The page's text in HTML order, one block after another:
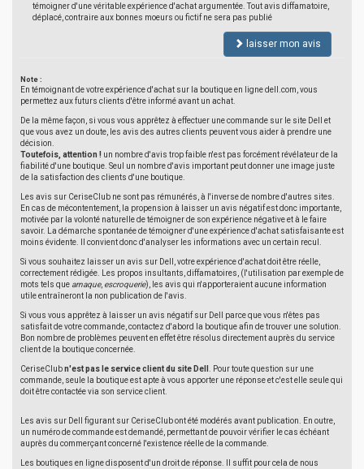
témoigner d'une véritable expérience d'achat argumentée. Tout avis diffamatoire,
déplacé, contraire aux bonnes moeurs ou fictif ne sera pas publié
laisser mon avis
Note :
En témoignant de votre expérience d'achat sur la boutique en ligne dell.com, vous
permettez aux futurs clients d'être informé avant un achat.
De la même façon, si vous vous apprêtez à effectuer une commande sur le site Dell et
que vous avez un doute, les avis des autres clients peuvent vous aider à prendre une
décision.
Toutefois, attention ! un nombre d'avis trop faible n'est pas forcément révélateur de la
fiabilité d'une boutique. Seul un nombre d'avis important peut donner une image juste
de la satisfaction des clients d'une boutique.
Les avis sur CeriseClub ne sont pas rémunérés, à l'inverse de nombre d'autres sites.
En cas de mécontentement, la propension à laisser un avis négatif est donc importante,
motivée par la volonté naturelle de témoigner de son expérience négative et à le faire
savoir. La démarche spontanée de témoigner d'une expérience d'achat satisfaisante est
moins évidente. Il convient donc d'analyser les informations avec un certain recul.
Si vous souhaitez laisser un avis sur Dell, votre expérience d'achat doit être réelle,
correctement rédigée. Les propos insultants, diffamatoires, (l'utilisation par exemple de
mots tels que arnaque, escroquerie), les avis qui n'apporteraient aucune information
utile entraîneront la non publication de l'avis.
Si vous vous apprêtez à laisser un avis négatif sur Dell parce que vous n'êtes pas
satisfait de votre commande, contactez d'abord la boutique afin de trouver une solution.
Bon nombre de problèmes peuvent en effet être résolus directement auprès du service
client de la boutique concernée.
CeriseClubn'est pas le service client du site Dell
. Pour toute question sur une
commande, seule la boutique est apte à vous apporter une réponse et c'est elle seule qui
doit être contactée via son service client.
Les avis sur Dell figurant sur CeriseClub ont été modérés avant publication. En outre,
un numéro de commande est demandé, permettant de pouvoir vérifier le cas échéant
auprès du commerçant concerné l'existence réelle de la commande.
Les boutiques en ligne disposent d'un droit de réponse. Il suffit pour cela de nous